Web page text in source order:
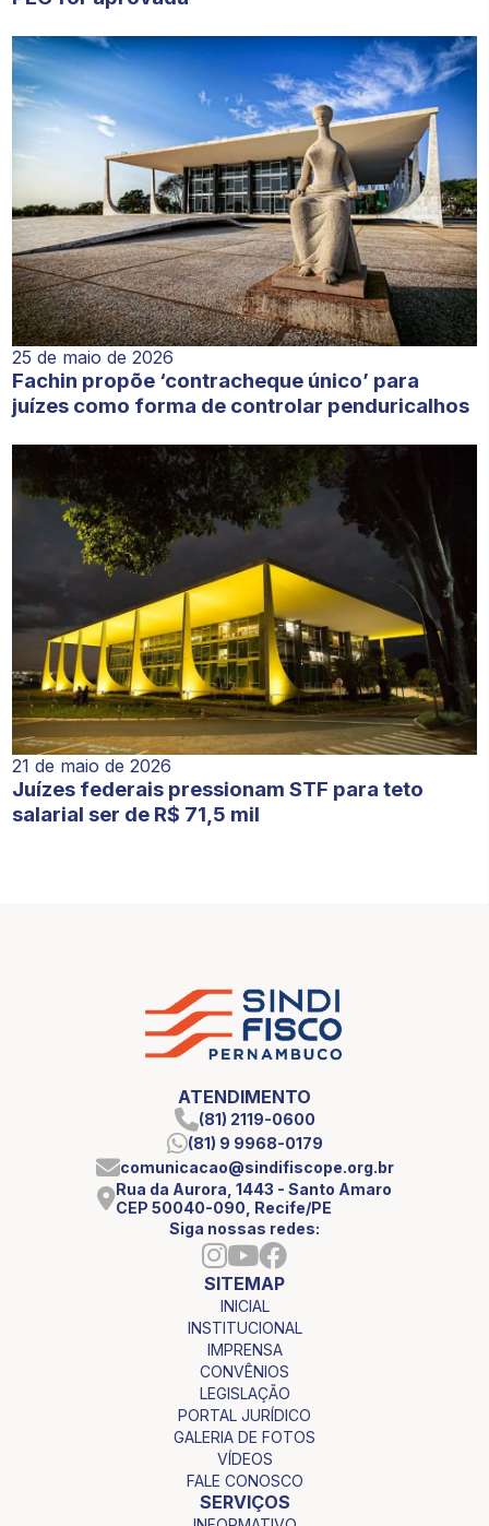
25 de maio de 2026
Fachin propõe ‘contracheque único’ para
juízes como forma de controlar penduricalhos
21 de maio de 2026
Juízes federais pressionam STF para teto
salarial ser de R$ 71,5 mil
ATENDIMENTO
(81) 2119-0600
(81) 9 9968-0179
comunicacao@sindifiscope.org.br
Rua da Aurora, 1443 - Santo Amaro
CEP 50040-090, Recife/PE
Siga nossas redes:
SITEMAP
INICIAL
INSTITUCIONAL
IMPRENSA
CONVÊNIOS
LEGISLAÇÃO
PORTAL JURÍDICO
GALERIA DE FOTOS
VÍDEOS
FALE CONOSCO
SERVIÇOS